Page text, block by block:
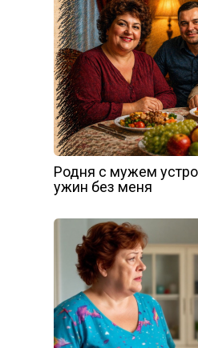
Родня с мужем
ужин без меня